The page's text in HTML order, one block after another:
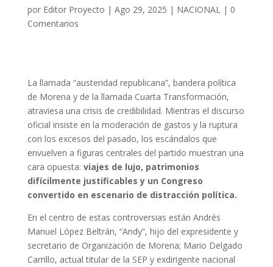
por Editor Proyecto | Ago 29, 2025 | NACIONAL| 0
Comentarios
La llamada “austeridad republicana”, bandera política
de Morena y de la llamada Cuarta Transformación,
atraviesa una crisis de credibilidad. Mientras el discurso
oficial insiste en la moderación de gastos y la ruptura
con los excesos del pasado, los escándalos que
envuelven a figuras centrales del partido muestran una
cara opuesta: viajes de lujo, patrimonios
difícilmente justificables y un Congreso
convertido en escenario de distracción política.
En el centro de estas controversias están Andrés
Manuel López Beltrán, “Andy”, hijo del expresidente y
secretario de Organización de Morena; Mario Delgado
Carrillo, actual titular de la SEP y exdirigente nacional